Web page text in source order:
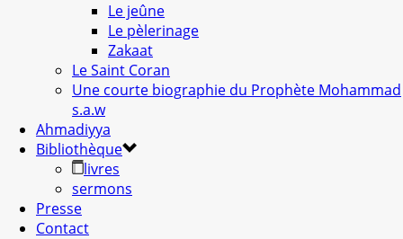
Le jeûne
Le pèlerinage
Zakaat
Le Saint Coran
Une courte biographie du Prophète Mohammad
s.a.w
Ahmadiyya
Bibliothèque
livres
sermons
Presse
Contact